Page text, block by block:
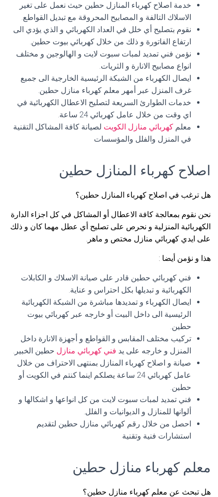
خدمة اصلاح كهرباء المنازل حطين حيث نعمل على تغير
الاسلاك التالفة و المصابيح المحروقة مع تبديل القواطع.
نقوم بتصليح أي خلل في العداد الكهربائي و الذي يؤدي الى
ارتفاع الفاتورة و ذلك من خلال كهربائي بيوت حطين.
نؤمن فني تمديد لمبات سبوت لايت و الهالوجين و مختلف
انواع مصابيح الانارة و الثريات.
ايصال الكهرباء من الشبكة الرئيسية الخارجية الى جميع
غرف المنزل عبر أمهر معلم كهرباء منازل حطين.
خدمات الطوارئ السريعة لتصليح الاعطال الكهربائية في
اي وقت من خلال عامل كهربائي 24 ساعة.
معلم كهربائي منازل الكويت لصيانة كافة المشاكل التقنية
في المنزل والفلل والمؤسسات
اصلاح كهرباء المنازل حطين
هل ترغب في اصلاح كهرباء المنازل حطين؟
نحن نقوم بمعالجة كافة الاعطال أو المشاكل في كل اجزاء الدارة
الكهربائية المنزلية و نحرص على تصليح أي عطل مهما كان و ذلك
على ايدي كهربائي منازل مختص و ماهر.
هذا و نؤمن أيضا :
فني كهربائي حطين قادر على صيانة الاسلاك و الكابلات
الكهربائية و تبديلها بكل احتراس و عناية.
ايصال الكهرباء و تمديدها مباشرة من الشبكة الكهربائية
الرئيسية الى داخل البيت أو خارجه عبر كهربائي بيوت
حطين.
تركيب مختلف المقابس و القواطع و أجهزة الانارة داخل
المنزل و خارجه على يد فني كهربائي منازل حطين الخبير.
صيانة و اصلاح كهرباء المنازل بمنتهى الاحتراف من خلال
عامل كهربائي 24 ساعة يصلكم اينما كنتم في الكويت أو
حطين.
فني تمديد لمبات سبوت لايت من كل انواعها و اشكالها و
ألوانها للمنازل و الديوانيات و الفلل.
احصل من خلال رقم كهربائي منازل حطين لتقديم
استشارات فنية وتقنية
معلم كهرباء منازل حطين
هل تبحث عن معلم كهرباء منازل حطين؟